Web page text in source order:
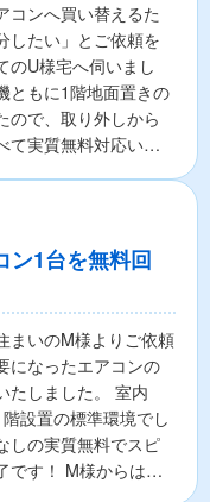
コンへ買い替えるた
したい」とご依頼を
のU様宅へ伺いまし
ともに1階地面置きの
ので、取り外しから
て実質無料対応いた
ン1台を無料回
まいのM様よりご依頼
になったエアコンの
たしました。 室内
設置の標準環境でし
しの実質無料でスピ
です！ M様からは